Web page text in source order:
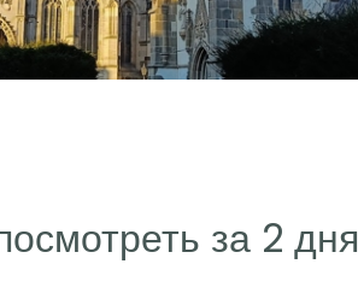
за 2 дня